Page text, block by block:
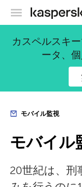
カスペルスキ
ータ、
モバイル監視
モバイル
20世紀は、刑